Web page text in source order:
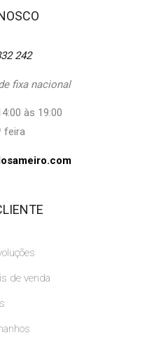
242
fixa nacional
às 19:00
feira
de venda